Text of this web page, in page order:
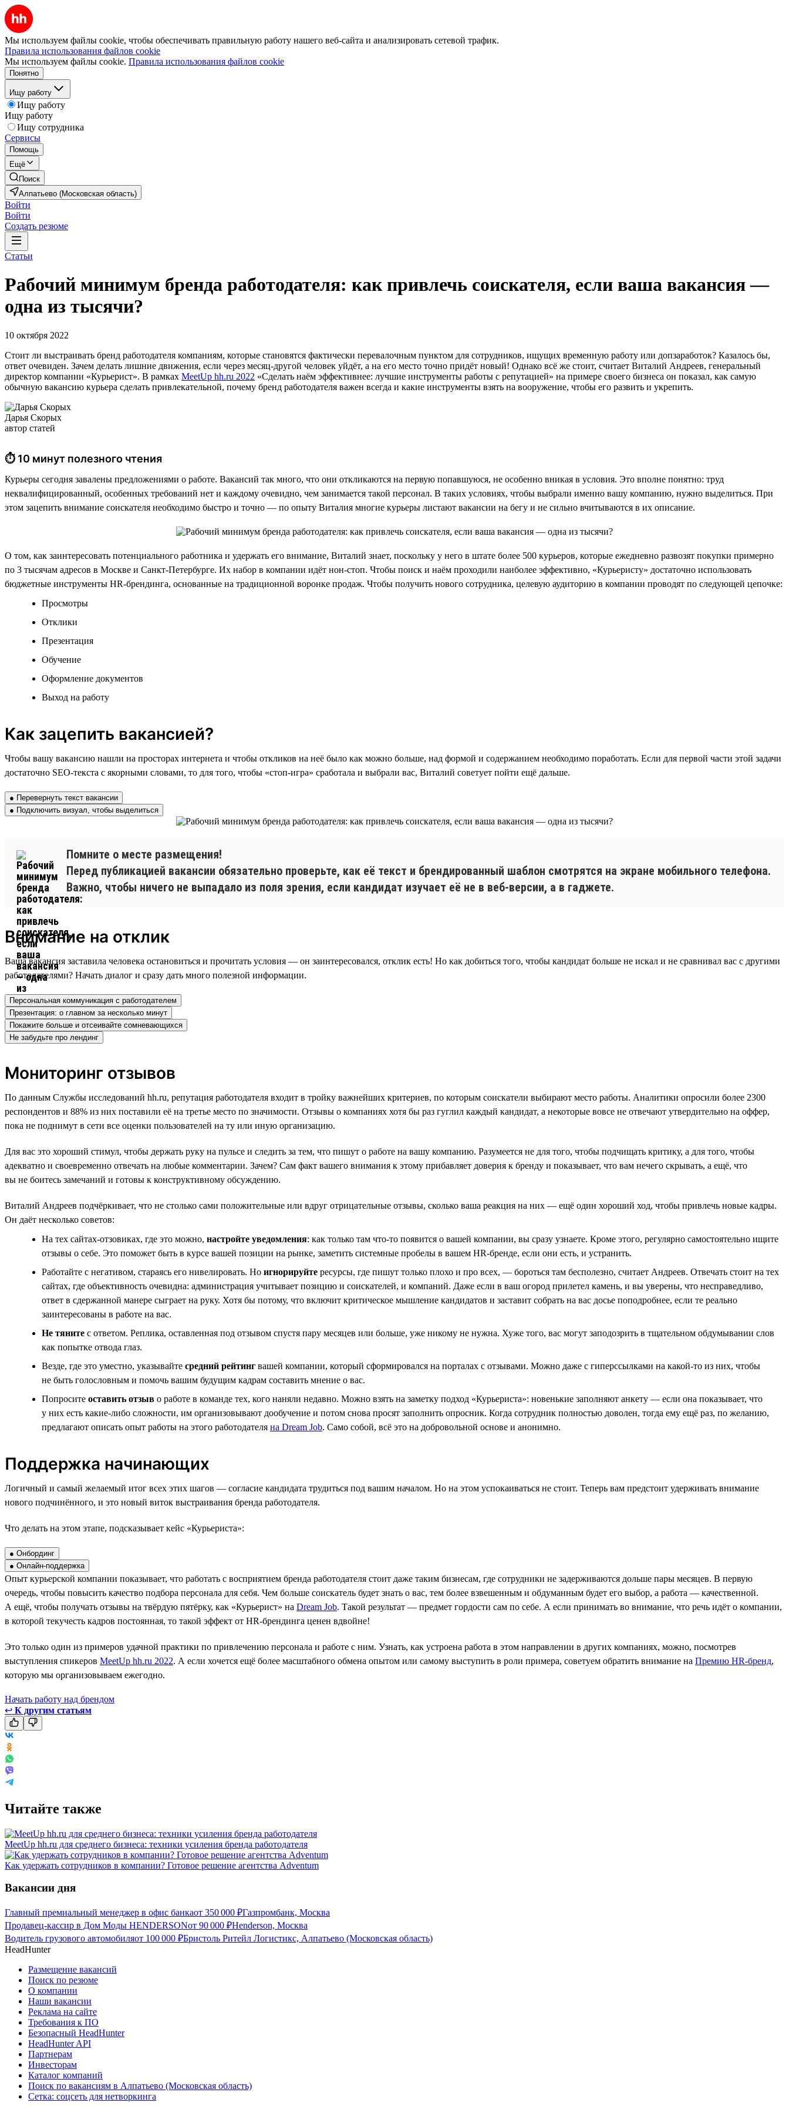
Мы используем файлы cookie, чтобы обеспечивать правильную работу нашего веб-сайта и анализировать сетевой трафик.
Правила использования файлов cookie
Мы используем файлы cookie. Правила использования файлов cookie
Понятно
Ищу работу
Ищу работу
Ищу работу
Ищу сотрудника
Сервисы
Помощь
Ещё
Поиск
Алпатьево (Московская область)
Войти
Войти
Создать резюме
Статьи
Рабочий минимум бренда работодателя: как привлечь соискателя, если ваша вакансия —
одна из тысячи?
10 октября 2022
Стоит ли выстраивать бренд работодателя компаниям, которые становятся фактически перевалочным пунктом для сотрудников, ищущих временную работу или допзаработок? Казалось бы,
ответ очевиден. Зачем делать лишние движения, если через месяц-другой человек уйдёт, а на его место точно придёт новый! Однако всё же стоит, считает Виталий Андреев, генеральный
директор компании «Курьерист». В рамках MeetUp hh.ru 2022 «Сделать наём эффективнее: лучшие инструменты работы с репутацией» на примере своего бизнеса он показал, как самую
обычную вакансию курьера сделать привлекательной, почему бренд работодателя важен всегда и какие инструменты взять на вооружение, чтобы его развить и укрепить.
Дарья Скорых
автор статей
⏱ 10 минут полезного чтения
Курьеры сегодня завалены предложениями о работе. Вакансий так много, что они откликаются на первую попавшуюся, не особенно вникая в условия. Это вполне понятно: труд
неквалифицированный, особенных требований нет и каждому очевидно, чем занимается такой персонал. В таких условиях, чтобы выбрали именно вашу компанию, нужно выделиться. При
этом зацепить внимание соискателя необходимо быстро и точно — по опыту Виталия многие курьеры листают вакансии на бегу и не сильно вчитываются в их описание.
О том, как заинтересовать потенциального работника и удержать его внимание, Виталий знает, поскольку у него в штате более 500 курьеров, которые ежедневно развозят покупки примерно
по 3 тысячам адресов в Москве и Санкт-Петербурге. Их набор в компании идёт нон-стоп. Чтобы поиск и наём проходили наиболее эффективно, «Курьеристу» достаточно использовать
бюджетные инструменты HR-брендинга, основанные на традиционной воронке продаж. Чтобы получить нового сотрудника, целевую аудиторию в компании проводят по следующей цепочке:
Просмотры
Отклики
Презентация
Обучение
Оформление документов
Выход на работу
Как зацепить вакансией?
Чтобы вашу вакансию нашли на просторах интернета и чтобы откликов на неё было как можно больше, над формой и содержанием необходимо поработать. Если для первой части этой задачи
достаточно SEO-текста с якорными словами, то для того, чтобы «стоп-игра» сработала и выбрали вас, Виталий советует пойти ещё дальше.
● Перевернуть текст вакансии
● Подключить визуал, чтобы выделиться
Помните о месте размещения!
Перед публикацией вакансии обязательно проверьте, как её текст и брендированный шаблон смотрятся на экране мобильного телефона.
Важно, чтобы ничего не выпадало из поля зрения, если кандидат изучает её не в веб-версии, а в гаджете.
Внимание на отклик
Ваша вакансия заставила человека остановиться и прочитать условия — он заинтересовался, отклик есть! Но как добиться того, чтобы кандидат больше не искал и не сравнивал вас с другими
работодателями? Начать диалог и сразу дать много полезной информации.
Персональная коммуникация с работодателем
Презентация: о главном за несколько минут
Покажите больше и отсеивайте сомневающихся
Не забудьте про лендинг
Мониторинг отзывов
По данным Службы исследований hh.ru, репутация работодателя входит в тройку важнейших критериев, по которым соискатели выбирают место работы. Аналитики опросили более 2300
респондентов и 88% из них поставили её на третье место по значимости. Отзывы о компаниях хотя бы раз гуглил каждый кандидат, а некоторые вовсе не отвечают утвердительно на оффер,
пока не поднимут в сети все оценки пользователей на ту или иную организацию.
Для вас это хороший стимул, чтобы держать руку на пульсе и следить за тем, что пишут о работе на вашу компанию. Разумеется не для того, чтобы подчищать критику, а для того, чтобы
адекватно и своевременно отвечать на любые комментарии. Зачем? Сам факт вашего внимания к этому прибавляет доверия к бренду и показывает, что вам нечего скрывать, а ещё, что
вы не боитесь замечаний и готовы к конструктивному обсуждению.
Виталий Андреев подчёркивает, что не столько сами положительные или вдруг отрицательные отзывы, сколько ваша реакция на них — ещё один хороший ход, чтобы привлечь новые кадры.
Он даёт несколько советов:
На тех сайтах-отзовиках, где это можно, настройте уведомления: как только там что-то появится о вашей компании, вы сразу узнаете. Кроме этого, регулярно самостоятельно ищите
отзывы о себе. Это поможет быть в курсе вашей позиции на рынке, заметить системные пробелы в вашем HR-бренде, если они есть, и устранить.
Работайте с негативом, стараясь его нивелировать. Но игнорируйте ресурсы, где пишут только плохо и про всех, — бороться там бесполезно, считает Андреев. Отвечать стоит на тех
сайтах, где объективность очевидна: администрация учитывает позицию и соискателей, и компаний. Даже если в ваш огород прилетел камень, и вы уверены, что несправедливо,
ответ в сдержанной манере сыграет на руку. Хотя бы потому, что включит критическое мышление кандидатов и заставит собрать на вас досье поподробнее, если те реально
заинтересованы в работе на вас.
Не тяните с ответом. Реплика, оставленная под отзывом спустя пару месяцев или больше, уже никому не нужна. Хуже того, вас могут заподозрить в тщательном обдумывании слов
как попытке отвода глаз.
Везде, где это уместно, указывайте средний рейтинг вашей компании, который сформировался на порталах с отзывами. Можно даже с гиперссылками на какой-то из них, чтобы
не быть голословным и помочь вашим будущим кадрам составить мнение о вас.
Попросите оставить отзыв о работе в команде тех, кого наняли недавно. Можно взять на заметку подход «Курьериста»: новенькие заполняют анкету — если она показывает, что
у них есть какие-либо сложности, им организовывают дообучение и потом снова просят заполнить опросник. Когда сотрудник полностью доволен, тогда ему ещё раз, по желанию,
предлагают описать опыт работы на этого работодателя на Dream Job. Само собой, всё это на добровольной основе и анонимно.
Поддержка начинающих
Логичный и самый желаемый итог всех этих шагов — согласие кандидата трудиться под вашим началом. Но на этом успокаиваться не стоит. Теперь вам предстоит удерживать внимание
нового подчинённого, и это новый виток выстраивания бренда работодателя.
Что делать на этом этапе, подсказывает кейс «Курьериста»:
● Онбординг
● Онлайн-поддержка
Опыт курьерской компании показывает, что работать с восприятием бренда работодателя стоит даже таким бизнесам, где сотрудники не задерживаются дольше пары месяцев. В первую
очередь, чтобы повысить качество подбора персонала для себя. Чем больше соискатель будет знать о вас, тем более взвешенным и обдуманным будет его выбор, а работа — качественной.
А ещё, чтобы получать отзывы на твёрдую пятёрку, как «Курьерист» на Dream Job. Такой результат — предмет гордости сам по себе. А если принимать во внимание, что речь идёт о компании,
в которой текучесть кадров постоянная, то такой эффект от HR-брендинга ценен вдвойне!
Это только один из примеров удачной практики по привлечению персонала и работе с ним. Узнать, как устроена работа в этом направлении в других компаниях, можно, посмотрев
выступления спикеров MeetUp hh.ru 2022. А если хочется ещё более масштабного обмена опытом или самому выступить в роли примера, советуем обратить внимание на Премию HR-бренд,
которую мы организовываем ежегодно.
Начать работу над брендом
↩ К другим статьям
Читайте также
MeetUp hh.ru для среднего бизнеса: техники усиления бренда работодателя
Как удержать сотрудников в компании? Готовое решение агентства Adventum
Вакансии дня
Главный премиальный менеджер в офис банкаот 350 000 ₽Газпромбанк, Москва
Продавец-кассир в Дом Моды HENDERSONот 90 000 ₽Henderson, Москва
Водитель грузового автомобиляот 100 000 ₽Бристоль Ритейл Логистикс, Алпатьево (Московская область)
HeadHunter
Размещение вакансий
Поиск по резюме
О компании
Наши вакансии
Реклама на сайте
Требования к ПО
Безопасный HeadHunter
HeadHunter API
Партнерам
Инвесторам
Каталог компаний
Поиск по вакансиям в Алпатьево (Московская область)
Сетка: соцсеть для нетворкинга